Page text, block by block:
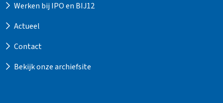
Werken bij IPO en BIJ12
Actueel
Contact
Bekijk onze archiefsite